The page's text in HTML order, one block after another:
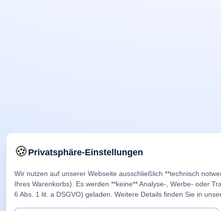
🍪Privatsphäre-Einstellungen
Wir nutzen auf unserer Webseite ausschließlich **technisch
Ihres Warenkorbs). Es werden **keine** Analyse-, Werbe- oder
6 Abs. 1 lit. a DSGVO) geladen. Weitere Details finden Sie in